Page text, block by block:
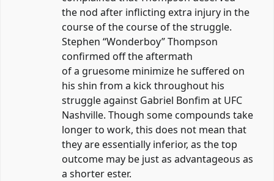
the nod after inflicting extra injury in the
course of the course of the struggle.
Stephen “Wonderboy” Thompson
confirmed off the aftermath
of a gruesome minimize he suffered on
his shin from a kick throughout his
struggle against Gabriel Bonfim at UFC
Nashville. Though some compounds take
longer to work, this does not mean that
they are essentially inferior, as the top
outcome may be just as advantageous as
a shorter ester.